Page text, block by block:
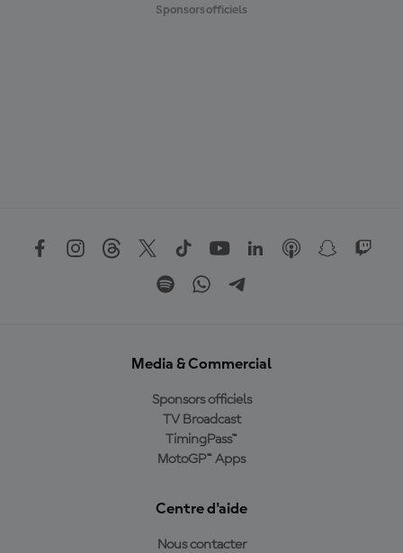
Sponsors officiels
Media & Commercial
Sponsors officiels
TV Broadcast
TimingPass™
MotoGP™ Apps
Centre d'aide
Nous contacter